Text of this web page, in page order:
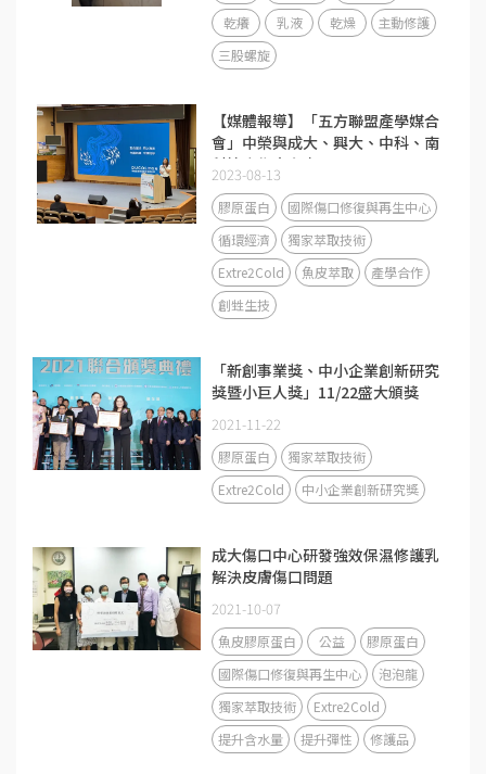
乾癢
乳液 乾燥
主動修護
三股螺旋
【媒體報導】「五方聯盟產學媒合
會」中榮與成大、興大、中科、南
科簽合作意向書
2023-08-13
膠原蛋白
國際傷口修復與再生中心
循環經濟
獨家萃取技術
Extre2Cold
魚皮萃取
產學合作
創甡生技
「新創事業獎、中小企業創新研究
獎暨小巨人獎」11/22盛大頒獎
2021-11-22
膠原蛋白
獨家萃取技術
Extre2Cold
中小企業創新研究獎
成大傷口中心研發強效保濕修護乳
解決皮膚傷口問題
2021-10-07
魚皮膠原蛋白 公益
膠原蛋白
國際傷口修復與再生中心
泡泡龍
獨家萃取技術
Extre2Cold
提升含水量
提升彈性 修護品